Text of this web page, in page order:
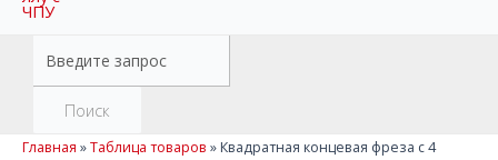
товаров
Поиск
Главная »Таблица товаров » Квадратная концевая фреза с 4